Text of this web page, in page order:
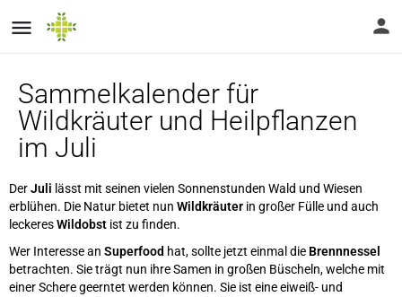
Sammelkalender für
Wildkräuter und Heilpflanzen
im Juli
DerJuli lässt mit seinen vielen Sonnenstunden Wald und Wiesen
erblühen. Die Natur bietet nun Wildkräuter in großer Fülle und auch
leckeresWildobst ist zu finden.
Wer Interesse an Superfood hat, sollte jetzt einmal die Brennnessel
betrachten. Sie trägt nun ihre Samen in großen Büscheln, welche mit
einer Schere geerntet werden können. Sie ist eine eiweiß- und